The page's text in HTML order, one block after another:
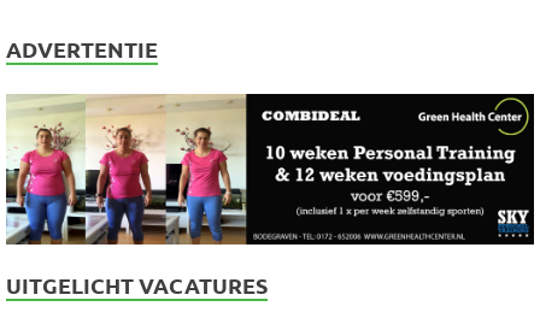
ADVERTENTIE
UITGELICHT VACATURES